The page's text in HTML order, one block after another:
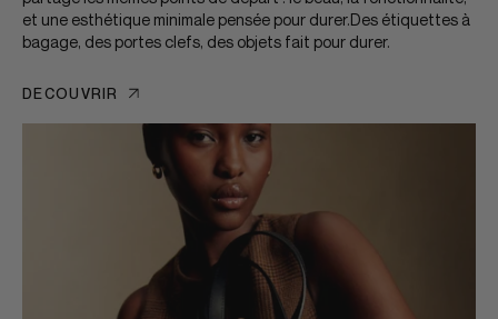
et une esthétique minimale pensée pour durer.Des étiquettes à
bagage, des portes clefs, des objets fait pour durer.
DÉCOUVRIR